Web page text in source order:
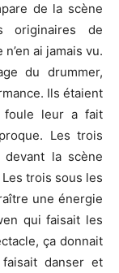
de la scène
originaires de
ai jamais vu.
du drummer,
Ils étaient
foule leur a fait
Les trois
la scène
Les trois sous les
une énergie
qui faisait les
ça donnait
danser et